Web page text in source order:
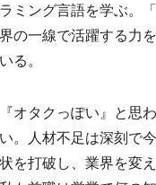
ミング言語を学ぶ。
の一線で活躍する力
る。
オタクっぽい』と思
。人材不足は深刻で
を打破し、業界を変